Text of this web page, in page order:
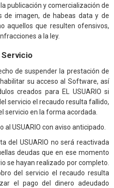
publicación y comercialización de
de imagen, de habeas data y de
aquellos que resulten ofensivos,
a la ley.
Servicio
de suspender la prestación de
su acceso al Software, así
creados para EL USUARIO si
servicio el recaudo resulta fallido,
servicio en la forma acordada.
al USUARIO con aviso anticipado.
del USUARIO no será reactivada
deudas que en ese momento
se hayan realizado por completo.
del servicio el recaudo resulta
el pago del dinero adeudado